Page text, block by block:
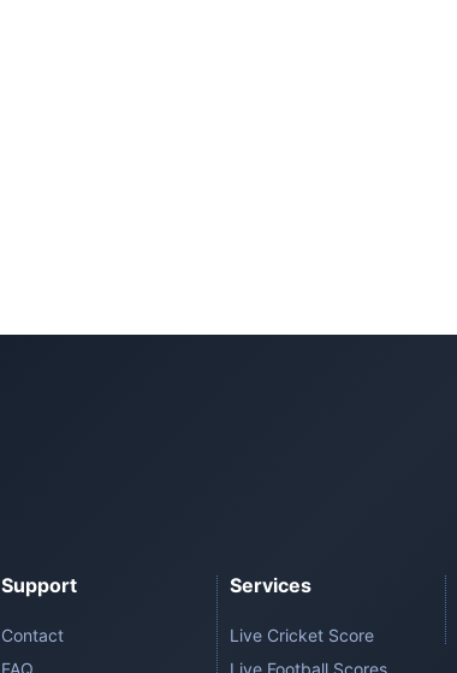
Support
Contact
FAQ
Services
Live Cricket Score
Live Football Scores